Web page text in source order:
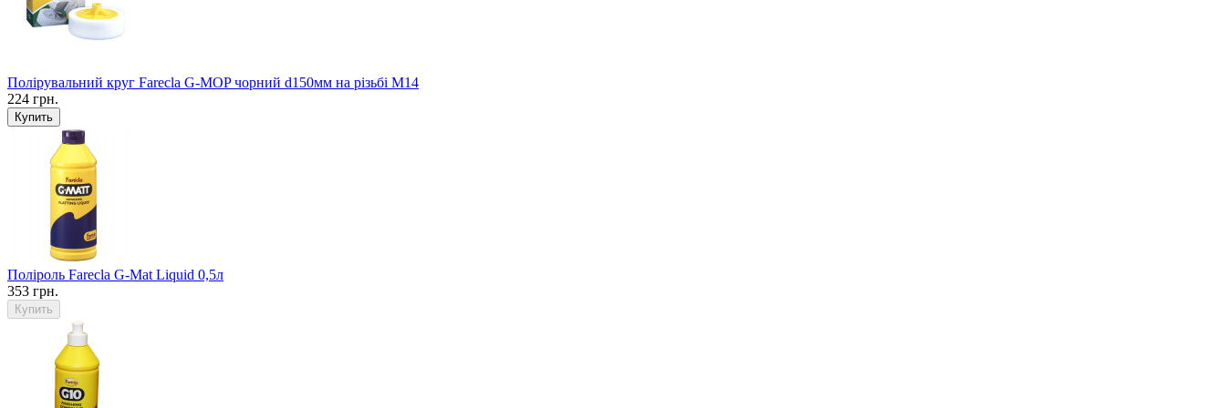
Полірувальний круг Farecla G-MOP чорний d150мм на різьбі М14
224 грн.
Поліроль Farecla G-Mat Liquid 0,5л
353 грн.